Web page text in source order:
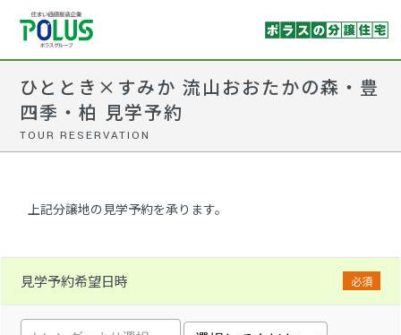
ひととき×すみか 流山おおたかの森・豊
四季・柏 見学予約
TOUR RESERVATION
上記分譲地の見学予約を承ります。
見学予約希望日時 必須